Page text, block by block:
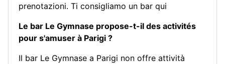
prenotazioni. Ti consigliamo un bar qui
Le bar Le Gymnase propose-t-il des activités
pour s'amuser à Parigi ?
Il bar Le Gymnase a Parigi non offre attività